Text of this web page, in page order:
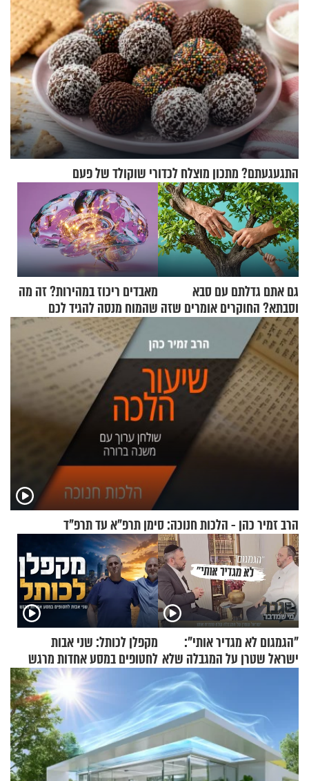
התגעגעתם? מתכון מוצלח לכדורי שוקולד של פעם
גם אתם גדלתם עם סבא
וסבתא? החוקרים אומרים שזה
מתכון מנצח
מאבדים ריכוז במהירות? זה מה
שהמוח מנסה להגיד לכם
הרב זמיר כהן - הלכות חנוכה: סימן תרפ"א עד תרפ"ד
"הגמגום לא מגדיר אותי":
ישראל שטרן על המגבלה שלא
מקפלן לכותל: שני אבות
לחטופים במסע אחדות מרגש